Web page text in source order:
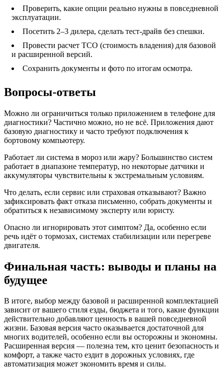
Проверить, какие опции реально нужны в повседневной
эксплуатации.
Посетить 2–3 дилера, сделать тест‑драйв без спешки.
Провести расчет ТСО (стоимость владения) для базовой
и расширенной версий.
Сохранить документы и фото по итогам осмотра.
Вопросы-ответы
Можно ли ограничиться только приложением в телефоне для
диагностики? Частично можно, но не всё. Приложения дают
базовую диагностику и часто требуют подключения к
бортовому компьютеру.
Работает ли система в мороз или жару? Большинство систем
работает в диапазоне температур, но некоторые датчики и
аккумуляторы чувствительны к экстремальным условиям.
Что делать, если сервис или страховая отказывают? Важно
зафиксировать факт отказа письменно, собрать документы и
обратиться к независимому эксперту или юристу.
Опасно ли игнорировать этот симптом? Да, особенно если
речь идёт о тормозах, системах стабилизации или перегреве
двигателя.
Финальная часть: выводы и планы на
будущее
В итоге, выбор между базовой и расширенной комплектацией
зависит от вашего стиля езды, бюджета и того, какие функции
действительно добавляют ценность в вашей повседневной
жизни. Базовая версия часто оказывается достаточной для
многих водителей, особенно если вы осторожны и экономны.
Расширенная версия — полезна тем, кто ценит безопасность и
комфорт, а также часто ездит в дорожных условиях, где
автоматизация может экономить время и силы.